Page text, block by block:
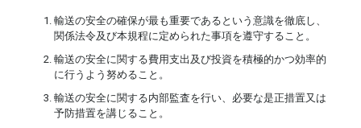
輸送の安全の確保が最も重要であるという意識を徹底し、
関係法令及び本規程に定められた事項を遵守すること。
輸送の安全に関する費用支出及び投資を積極的かつ効率的
に行うよう努めること。
輸送の安全に関する内部監査を行い、必要な是正措置又は
予防措置を講じること。